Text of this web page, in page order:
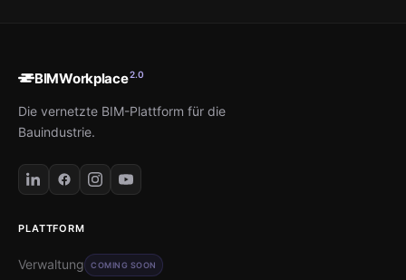
BIMWorkplace2.0
Die vernetzte BIM-Plattform für die
Bauindustrie.
PLATTFORM
Verwaltung COMING SOON